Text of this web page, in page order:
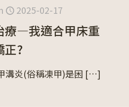
2025-02-17
療—我適合甲床重
正?
炎(俗稱凍甲)是困 […]